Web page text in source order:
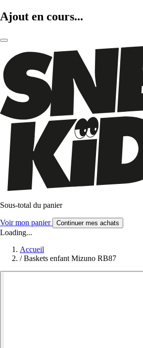
Ajout en cours...
Sous-total du panier
Voir mon panier Continuer mes achats
Loading...
Accueil
/ Baskets enfant Mizuno RB87